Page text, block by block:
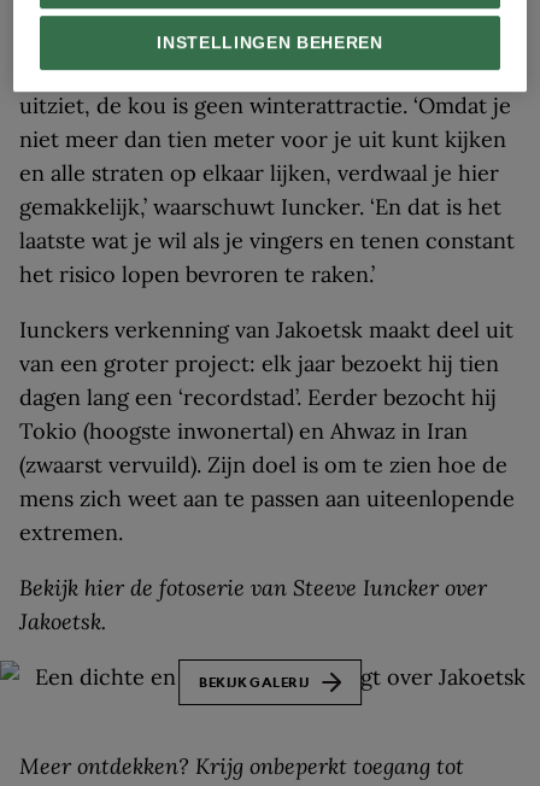
Sovjet-Unie testte het
Maar hoe sprookjesachtig Jakoetsk er ook
uitziet, de kou is geen winterattractie. ‘Omdat je
niet meer dan tien meter voor je uit kunt kijken
en alle straten op elkaar lijken, verdwaal je hier
gemakkelijk,’ waarschuwt Iuncker. ‘En dat is het
laatste wat je wil als je vingers en tenen constant
het risico lopen bevroren te raken.’
Iunckers verkenning van Jakoetsk maakt deel uit
van een groter project: elk jaar bezoekt hij tien
dagen lang een ‘recordstad’. Eerder bezocht hij
Tokio (hoogste inwonertal) en Ahwaz in Iran
(zwaarst vervuild). Zijn doel is om te zien hoe de
mens zich weet aan te passen aan uiteenlopende
extremen.
Bekijk hier de fotoserie van Steeve Iuncker over
Jakoetsk.
BEKIJK GALERIJ
Meer ontdekken? Krijg onbeperkt toegang tot
INSTELLINGEN BEHEREN